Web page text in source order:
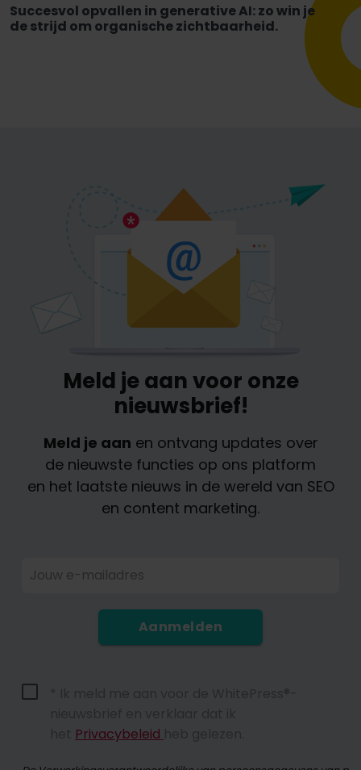
Succesvol opvallen in generative AI: zo win je
de strijd om organische zichtbaarheid.
Meld je aan voor onze
nieuwsbrief!
Meld je aan en ontvang updates over
de nieuwste functies op ons platform
en het laatste nieuws in de wereld van SEO
en content marketing.
Jouw e-mailadres
Aanmelden
Privacybeleid